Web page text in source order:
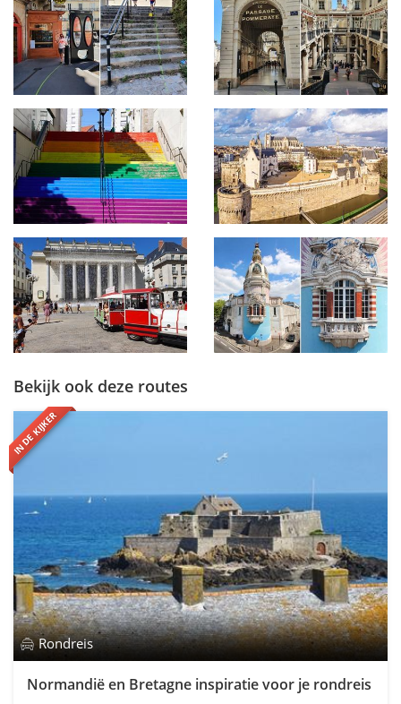
Bekijk ook deze routes
IN DE KIJKER
Rondreis
Normandië en Bretagne inspiratie voor je rondreis